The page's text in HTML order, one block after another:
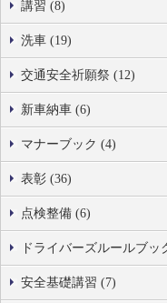
講習 (8)
洗車 (19)
交通安全祈願祭 (12)
新車納車 (6)
マナーブック (4)
表彰 (36)
点検整備 (6)
ドライバーズルールブッ
安全基礎講習 (7)